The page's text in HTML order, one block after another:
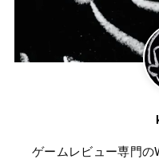
ゲームレビュー専門の